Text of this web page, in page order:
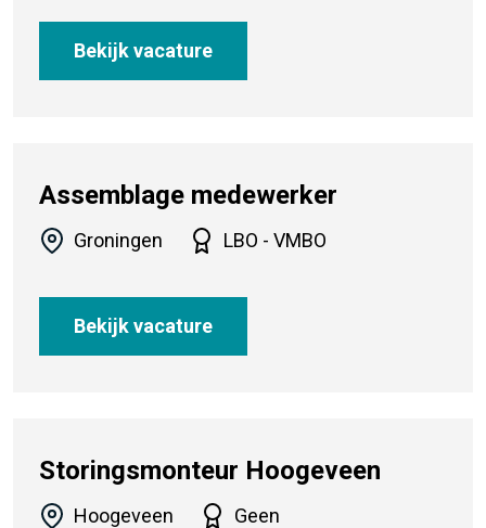
Bekijk vacature
Assemblage medewerker
Groningen LBO - VMBO
Bekijk vacature
Storingsmonteur Hoogeveen
Hoogeveen Geen